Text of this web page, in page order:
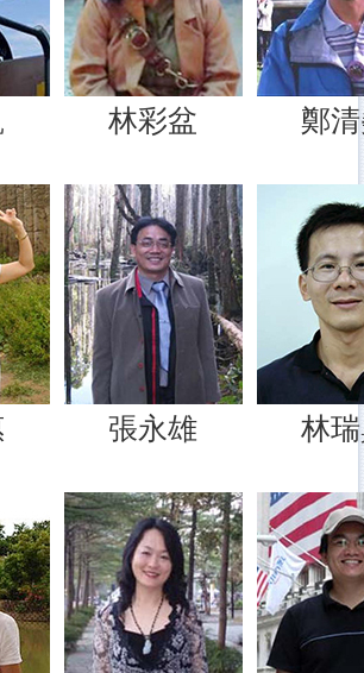
林彩盆 鄭
張永雄 林